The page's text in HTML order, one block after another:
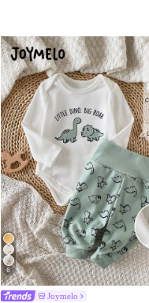
6
Joymelo